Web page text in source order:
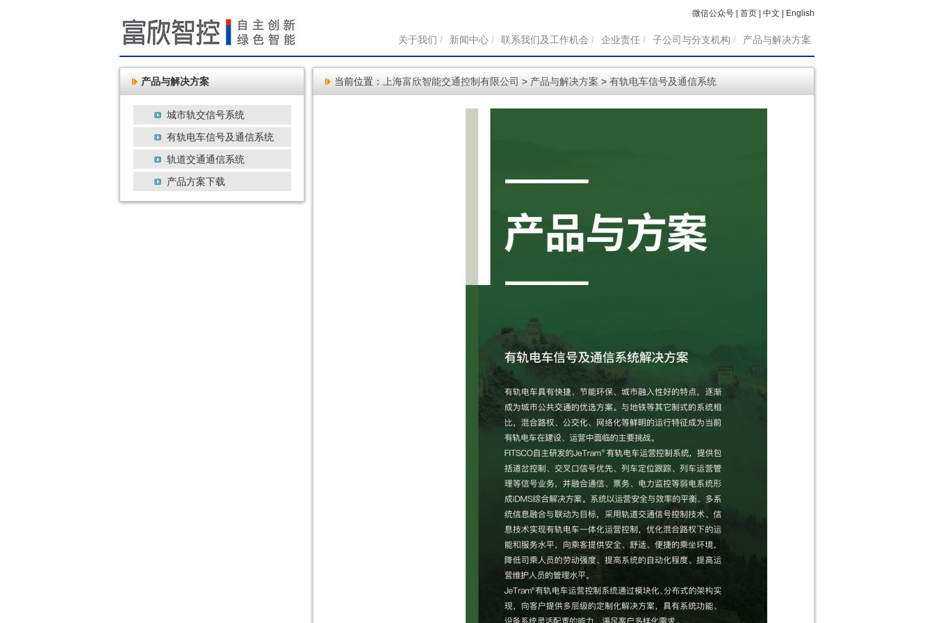
微信公众号 首页 中文 English
关于我们 / 新闻中心 / 联系我们及工作机会 / 企业责任 / 子公司与分支机构 / 产品与解决方案
当前位置： 上海富欣智能交通控制有限公司 > 产品与解决方案 > 有轨电车信号及通信系统
产品与解决方案
城市轨交信号系统
有轨电车信号及通信系统
轨道交通通信系统
产品方案下载